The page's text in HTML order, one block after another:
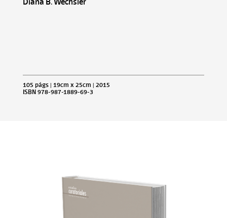
105 págs | 19cm x 25cm | 2015
ISBN 978-987-1889-69-3